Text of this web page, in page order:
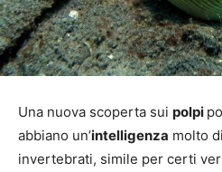
Una nuova scoperta sui polpi
abbiano un’intelligenza molto
invertebrati, simile per certi